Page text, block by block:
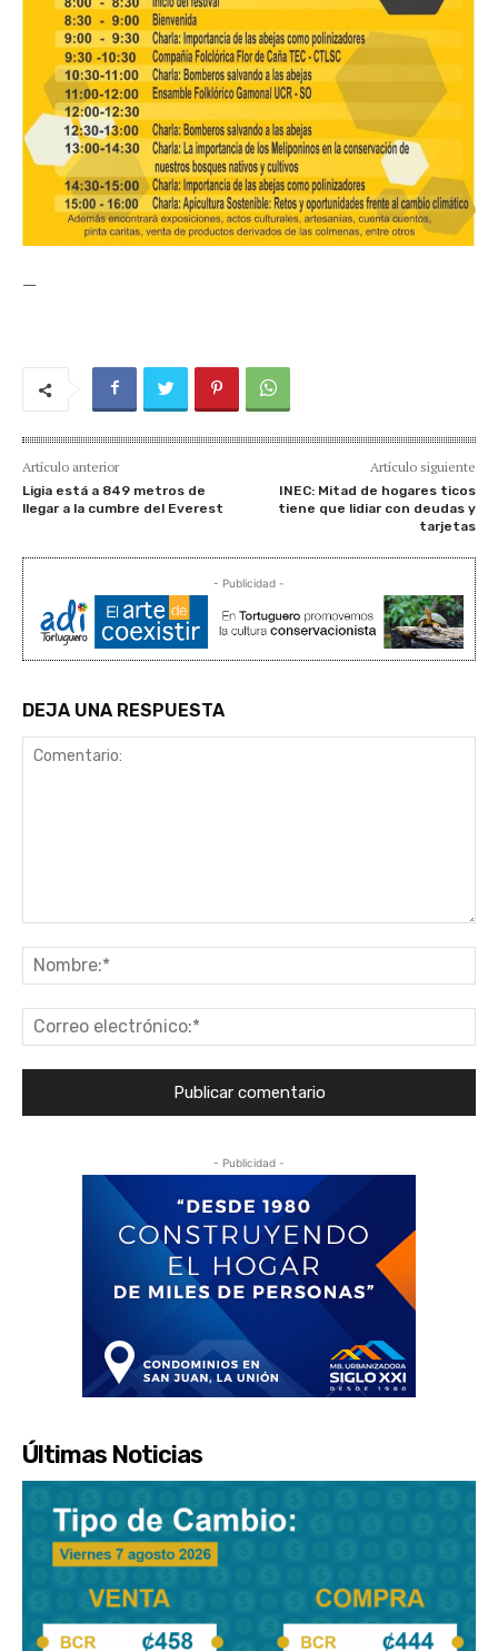
—
Artículo anterior
Ligia está a 849 metros de
llegar a la cumbre del Everest
Artículo siguiente
INEC: Mitad de hogares ticos
tiene que lidiar con deudas y
tarjetas
- Publicidad -
DEJA UNA RESPUESTA
- Publicidad -
Últimas Noticias